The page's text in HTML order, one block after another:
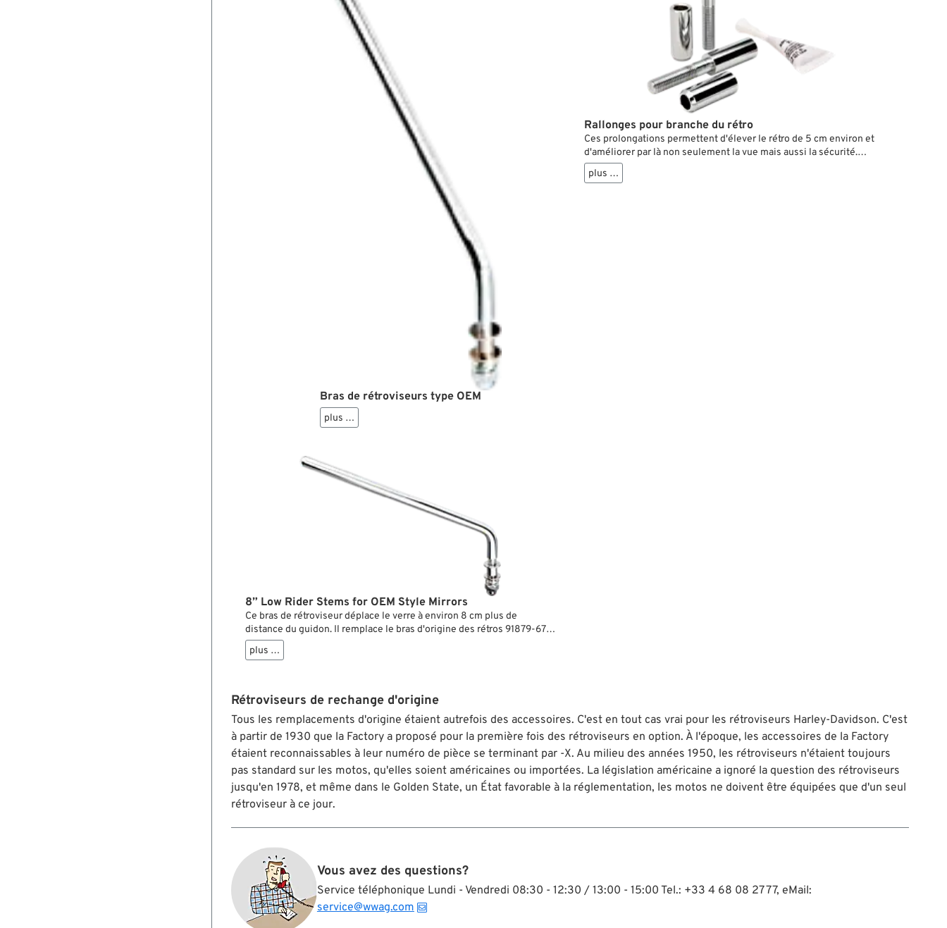
Bras de rétroviseurs type OEM
plus …
Rallonges pour branche du rétro
Ces prolongations permettent d'élever le rétro de 5 cm environ et
d'améliorer par là non seulement la vue mais aussi la sécurité.
Adaptables sur tous les modèles Harley équipés de commandes
originaux.
plus …
8” Low Rider Stems for OEM Style Mirrors
Ce bras de rétroviseur déplace le verre à environ 8 cm plus de
distance du guidon. Il remplace le bras d'origine des rétros 91879-67B
ou de rétroviseurs d'accessoire correspondants.
plus …
Rétroviseurs de rechange d'origine
Tous les remplacements d'origine étaient autrefois des accessoires. C'est en tout cas vrai pour les rétroviseurs Harley-Davidson. C'est
à partir de 1930 que la Factory a proposé pour la première fois des rétroviseurs en option. À l'époque, les accessoires de la Factory
étaient reconnaissables à leur numéro de pièce se terminant par -X. Au milieu des années 1950, les rétroviseurs n'étaient toujours
pas standard sur les motos, qu'elles soient américaines ou importées. La législation américaine a ignoré la question des rétroviseurs
jusqu'en 1978, et même dans le Golden State, un État favorable à la réglementation, les motos ne doivent être équipées que d'un seul
rétroviseur à ce jour.
Vous avez des questions?
Service téléphonique Lundi - Vendredi 08:30 - 12:30 / 13:00 - 15:00 Tel.: +33 4 68 08 27 77, eMail:
service@wwag.com